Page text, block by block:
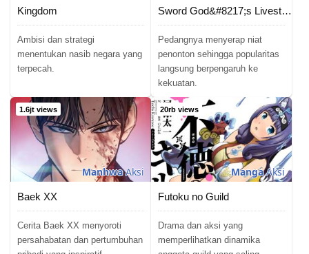
Chapter 112 26/12/2022
Chapter 111 22/11/2022
Chapter 110 19/10/2022
Chapter 109 19/10/2022
Chapter 108 11/02/2022
Chapter 107 11/02/2022
Chapter 106
Chapter 105
Kingdom
Ambisi dan strategi
menentukan nasib negara yang
terpecah.
Sword God&#8217;s Livestream
Pedangnya menyerap niat
penonton sehingga popularitas
langsung berpengaruh ke
kekuatan.
1.6jt views
ManhwaAksi
Baek XX
Cerita Baek XX menyoroti
persahabatan dan pertumbuhan
20rb views
MangaAksi
Futoku no Guild
Drama dan aksi yang
memperlihatkan dinamika